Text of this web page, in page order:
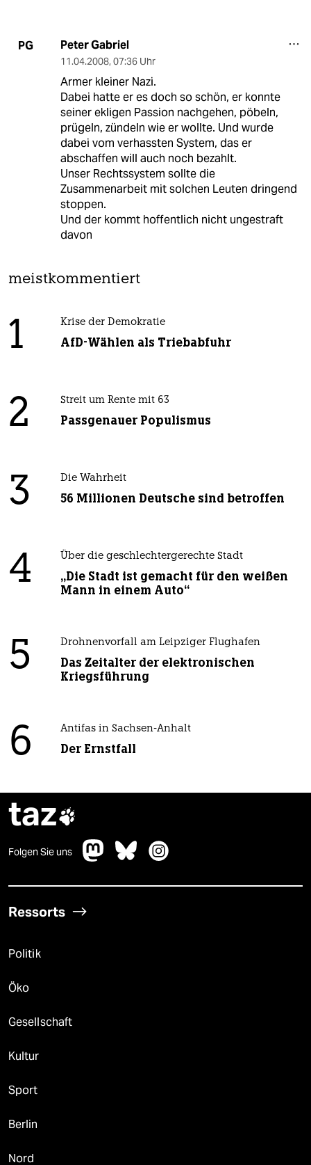
PG Peter Gabriel
11.04.2008, 07:36 Uhr
Armer kleiner Nazi.
Dabei hatte er es doch so schön, er konnte
seiner ekligen Passion nachgehen, pöbeln,
prügeln, zündeln wie er wollte. Und wurde
dabei vom verhassten System, das er
abschaffen will auch noch bezahlt.
Unser Rechtssystem sollte die
Zusammenarbeit mit solchen Leuten dringend
stoppen.
Und der kommt hoffentlich nicht ungestraft
davon
meistkommentiert
1 Krise der Demokratie
AfD-Wählen als Triebabfuhr
2 Streit um Rente mit 63
Passgenauer Populismus
3 Die Wahrheit
56 Millionen Deutsche sind betroffen
4 Über die geschlechtergerechte Stadt
„Die Stadt ist gemacht für den weißen
Mann in einem Auto“
5 Drohnenvorfall am Leipziger Flughafen
Das Zeitalter der elektronischen
Kriegsführung
6 Antifas in Sachsen-Anhalt
Der Ernstfall
taz
Folgen Sie uns
Ressorts
Politik
Öko
Gesellschaft
Kultur
Sport
Berlin
Nord